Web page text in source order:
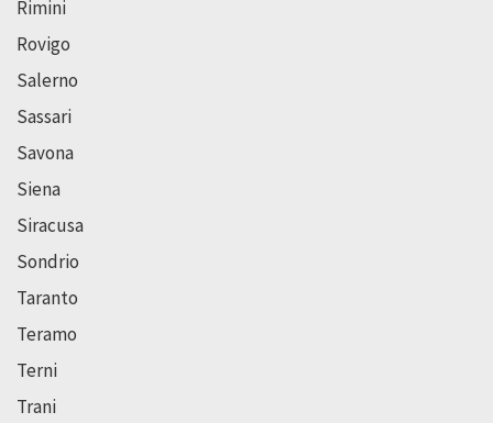
Rimini
Rovigo
Salerno
Sassari
Savona
Siena
Siracusa
Sondrio
Taranto
Teramo
Terni
Trani